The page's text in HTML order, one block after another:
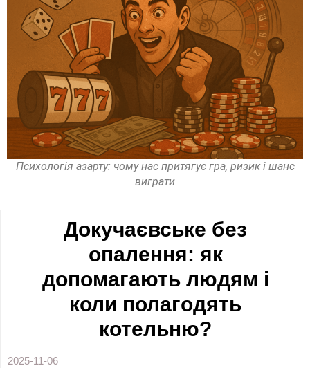
Психологія азарту: чому нас притягує гра, ризик і шанс
виграти
Докучаєвське без
опалення: як
допомагають людям і
коли полагодять
котельню?
2025-11-06